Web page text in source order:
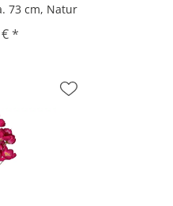
73 cm, Natur
*